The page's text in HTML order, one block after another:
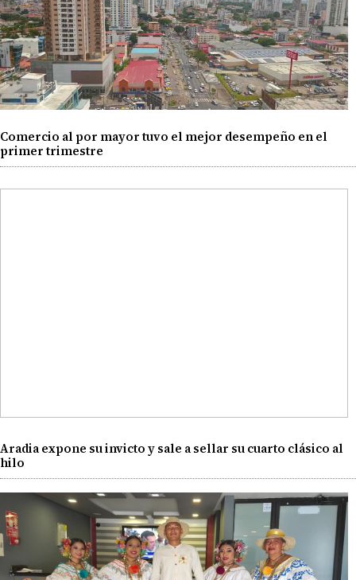
Comercio al por mayor tuvo el mejor desempeño en el
primer trimestre
Aradia expone su invicto y sale a sellar su cuarto clásico al
hilo